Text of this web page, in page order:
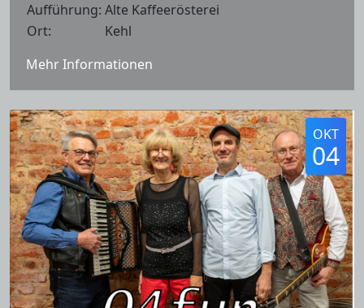
Aufführung: Alte Kaffeerösterei
Ort:
Kehl
Mehr Informationen
OKT
04